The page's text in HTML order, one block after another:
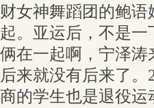
财女神舞蹈团的鲍
起。亚运后，不是
俩在一起啊，宁泽
后来就没有后来了
商的学生也是退役